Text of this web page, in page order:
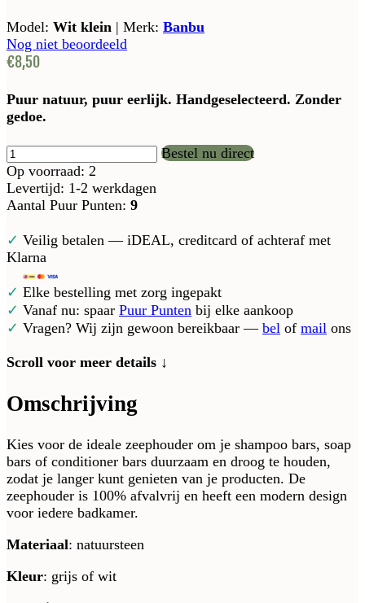
Model: Wit klein | Merk: Banbu
Nog niet beoordeeld
€8,50
Puur natuur, puur eerlijk. Handgeselecteerd. Zonder
gedoe.
Bestel nu direct
Op voorraad: 2
Levertijd: 1-2 werkdagen
Aantal Puur Punten: 9
✓ Veilig betalen — iDEAL, creditcard of achteraf met
Klarna
✓ Elke bestelling met zorg ingepakt
✓ Vanaf nu: spaar Puur Punten bij elke aankoop
✓ Vragen? Wij zijn gewoon bereikbaar — bel of mail ons
Scroll voor meer details ↓
Omschrijving
Kies voor de ideale zeephouder om je shampoo bars, soap
bars of conditioner bars duurzaam en droog te houden,
zodat je langer kunt genieten van je producten. De
zeephouder is 100% afvalvrij en heeft een modern design
voor iedere badkamer.
Materiaal: natuursteen
Kleur: grijs of wit